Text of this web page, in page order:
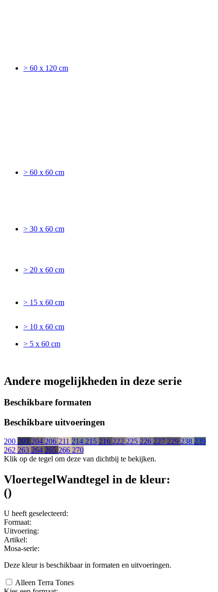
> 60 x 120 cm
> 60 x 60 cm
> 30 x 60 cm
> 20 x 60 cm
> 15 x 60 cm
> 10 x 60 cm
> 5 x 60 cm
Andere mogelijkheden in deze serie
Beschikbare formaten
Beschikbare uitvoeringen
200 203 204 206 211 214 215 216 222 225 226 227 229 238 239
262 263 264 265 266 270
Klik op de tegel om deze van dichtbij te bekijken.
VloertegelWandtegel in de kleur:
()
U heeft geselecteerd:
Formaat:
Uitvoering:
Artikel:
Mosa-serie:
Deze kleur is beschikbaar in formaten en uitvoeringen.
Alleen Terra Tones